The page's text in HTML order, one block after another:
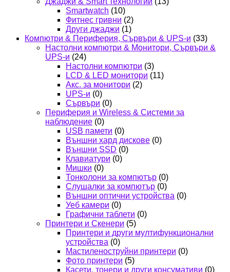
Smartwatch (10)
Фитнес гривни (2)
Други джаджи (1)
Компютри & Периферия, Сървъри & UPS-и (33)
Настолни компютри & Монитори, Сървъри &
UPS-и (24)
Настолни компютри (3)
LCD & LED монитори (11)
Акс. за монитори (2)
UPS-и (0)
Сървъри (0)
Периферия и Wireless & Системи за
наблюдение (0)
USB памети (0)
Външни хард дискове (0)
Външни SSD (0)
Клавиатури (0)
Мишки (0)
Тонколони за компютър (0)
Слушалки за компютър (0)
Външни оптични устройства (0)
Уеб камери (0)
Графични таблети (0)
Принтери и Скенери (5)
Принтери и други мултифункционални
устройства (0)
Мастиленоструйни принтери (0)
Фото принтери (5)
Касети, тонери и други консумативи (0)